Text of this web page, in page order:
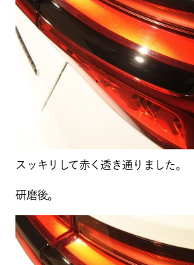
スッキリして赤く透き通りました。
研磨後。